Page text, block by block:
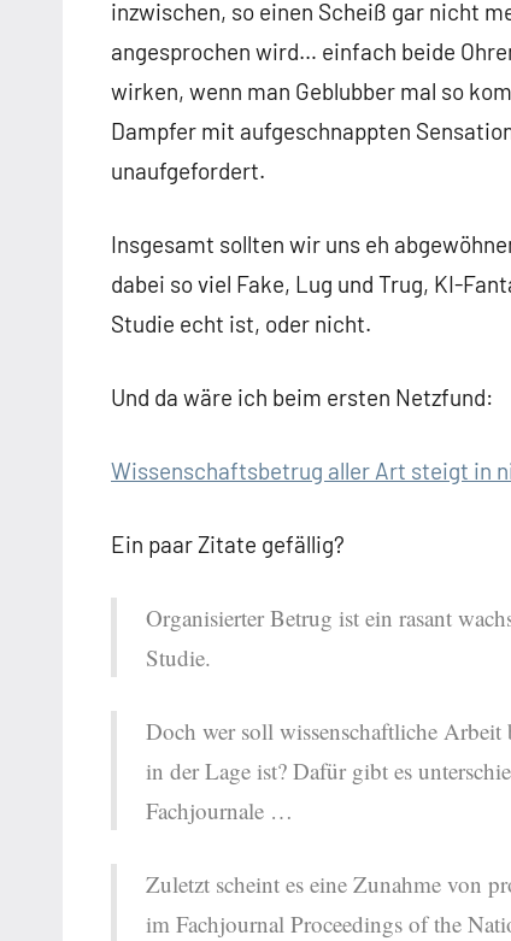
inzwischen, so einen Scheiß gar nicht
angesprochen wird… einfach beide
wirken, wenn man Geblubber mal so
Dampfer mit aufgeschnappten
unaufgefordert.
Insgesamt sollten wir uns eh
dabei so viel Fake, Lug und Trug, KI-
Studie echt ist, oder nicht.
Und da wäre ich beim ersten Netzfund:
Wissenschaftsbetrug aller Art steigt in
Ein paar Zitate gefällig?
Organisierter Betrug ist ein rasant
Studie.
Doch wer soll wissenschaftliche
in der Lage ist? Dafür gibt es
Fachjournale …
Zuletzt scheint es eine Zunahme von
im Fachjournal Proceedings of the